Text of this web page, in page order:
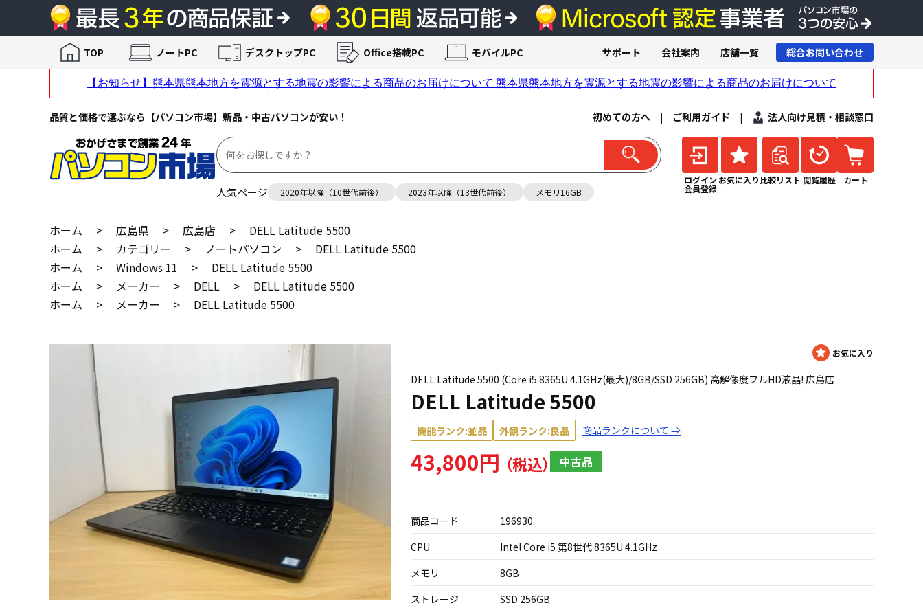
品質と価格で選ぶなら【パソコン市場】新品・中古パソコンが安い！ 初めての方へ | ご利用ガイド | 法人向け見積・相談窓口
人気ページ 2020年以降（10世代前後） 2023年以降（13世代前後） メモリ16GB
ログイン
会員登録
お気に入り 比較リスト 閲覧履歴 カート
TOP ノートPC デスクトップPC Office搭載PC モバイルPC サポート 会社案内 店舗一覧 総合お問い合わせ
ホーム > 広島県 > 広島店 >
DELL Latitude 5500
ホーム
> カテゴリー > ノートパソコン >
DELL Latitude 5500
ホーム
> Windows 11 >
DELL Latitude 5500
ホーム
> メーカー > DELL >
DELL Latitude 5500
ホーム
> メーカー > DELL Latitude 5500
DELL Latitude 5500 (Core i5 8365U 4.1GHz(最大)/8GB/SSD 256GB) 高解像度フルHD液晶! 広島店
DELL Latitude 5500
機能ランク:並品 外観ランク:良品 商品ランクについて ⇒
43,800円 中古品
商品コード
196930
CPU
Intel Core i5 第8世代 8365U 4.1GHz
メモリ
8GB
ストレージ
SSD 256GB